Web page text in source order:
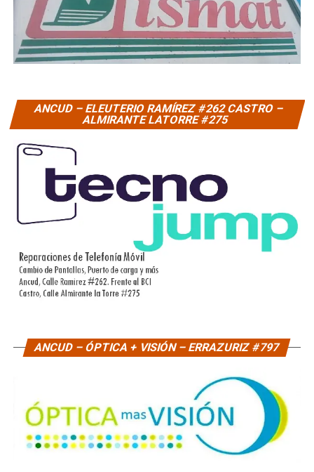
ANCUD – ELEUTERIO RAMÍREZ #262 CASTRO –
ALMIRANTE LATORRE #275
ANCUD – ÓPTICA + VISIÓN – ERRAZURIZ #797